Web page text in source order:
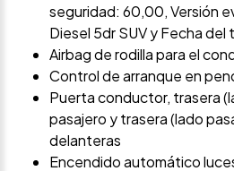
seguridad: 60,00, Versión
Diesel 5dr SUV y Fecha del
Airbag de rodilla para el
Control de arranque en
Puerta conductor, trasera
pasajero y trasera (lado
delanteras
Encendido automático